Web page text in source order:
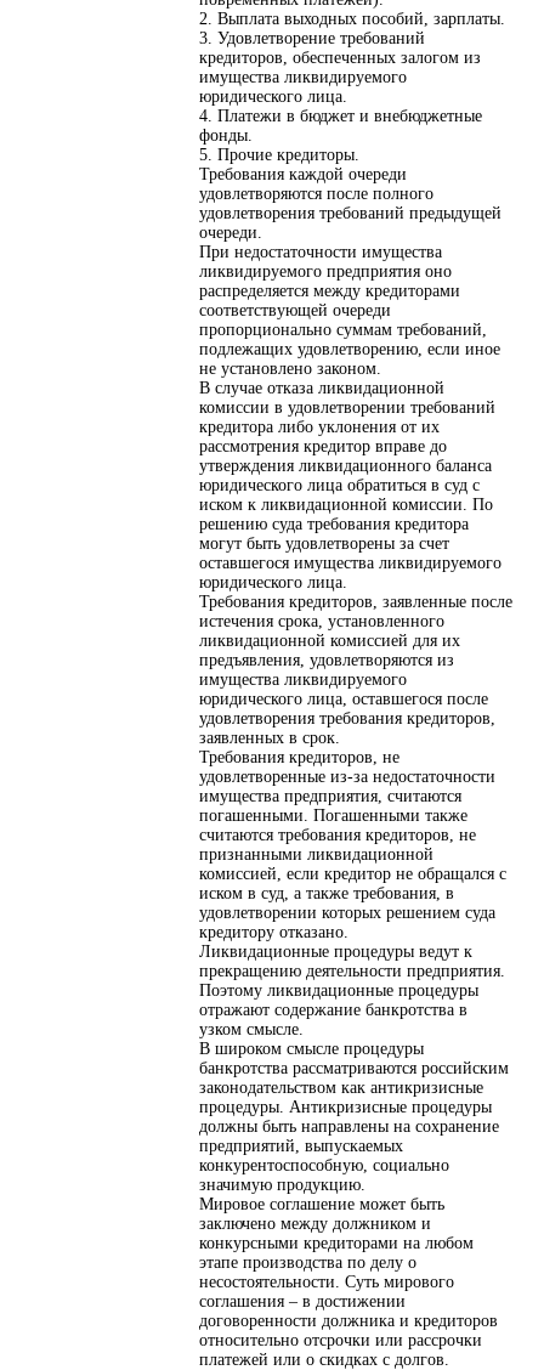
2. Выплата выходных пособий, зарплаты.
3. Удовлетворение требований
кредиторов, обеспеченных залогом из
имущества ликвидируемого
юридического лица.
4. Платежи в бюджет и внебюджетные
фонды.
5. Прочие кредиторы.
Требования каждой очереди
удовлетворяются после полного
удовлетворения требований предыдущей
очереди.
При недостаточности имущества
ликвидируемого предприятия оно
распределяется между кредиторами
соответствующей очереди
пропорционально суммам требований,
подлежащих удовлетворению, если иное
не установлено законом.
В случае отказа ликвидационной
комиссии в удовлетворении требований
кредитора либо уклонения от их
рассмотрения кредитор вправе до
утверждения ликвидационного баланса
юридического лица обратиться в суд с
иском к ликвидационной комиссии. По
решению суда требования кредитора
могут быть удовлетворены за счет
оставшегося имущества ликвидируемого
юридического лица.
Требования кредиторов, заявленные после
истечения срока, установленного
ликвидационной комиссией для их
предъявления, удовлетворяются из
имущества ликвидируемого
юридического лица, оставшегося после
удовлетворения требования кредиторов,
заявленных в срок.
Требования кредиторов, не
удовлетворенные из-за недостаточности
имущества предприятия, считаются
погашенными. Погашенными также
считаются требования кредиторов, не
признанными ликвидационной
комиссией, если кредитор не обращался с
иском в суд, а также требования, в
удовлетворении которых решением суда
кредитору отказано.
Ликвидационные процедуры ведут к
прекращению деятельности предприятия.
Поэтому ликвидационные процедуры
отражают содержание банкротства в
узком смысле.
В широком смысле процедуры
банкротства рассматриваются российским
законодательством как антикризисные
процедуры. Антикризисные процедуры
должны быть направлены на сохранение
предприятий, выпускаемых
конкурентоспособную, социально
значимую продукцию.
Мировое соглашение может быть
заключено между должником и
конкурсными кредиторами на любом
этапе производства по делу о
несостоятельности. Суть мирового
соглашения – в достижении
договоренности должника и кредиторов
относительно отсрочки или рассрочки
платежей или о скидках с долгов.